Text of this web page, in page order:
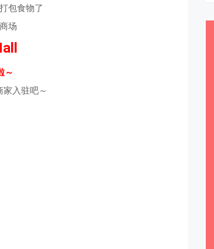
包食物了
场
～
入驻吧～